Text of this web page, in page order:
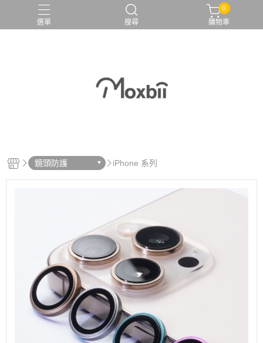
選單 搜尋
0
購物車
鏡頭防護 iPhone 系列